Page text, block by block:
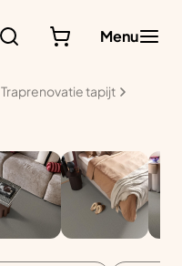
Menu
Traprenovatie tapijt